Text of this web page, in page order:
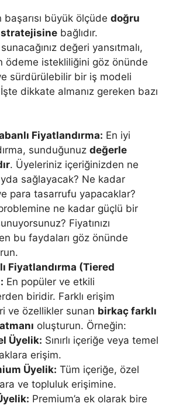
büyük ölçüde doğru
bağlıdır.
değeri yansıtmalı,
ödeme istekliliğini göz önünde
sürdürülebilir bir iş modeli
dikkate almanız gereken bazı
Fiyatlandırma: En iyi
sunduğunuz değerle
. Üyeleriniz içeriğinizden ne
sağlayacak? Ne kadar
para tasarrufu yapacaklar?
ne kadar güçlü bir
Fiyatınızı
bu faydaları göz önünde
Fiyatlandırma (Tiered
En popüler ve etkili
biridir. Farklı erişim
ve özellikler sunan birkaç farklı
oluşturun. Örneğin:
Üyelik: Sınırlı içeriğe veya temel
erişim.
Üyelik: Tüm içeriğe, özel
ve topluluk erişimine.
Premium’a ek olarak bire